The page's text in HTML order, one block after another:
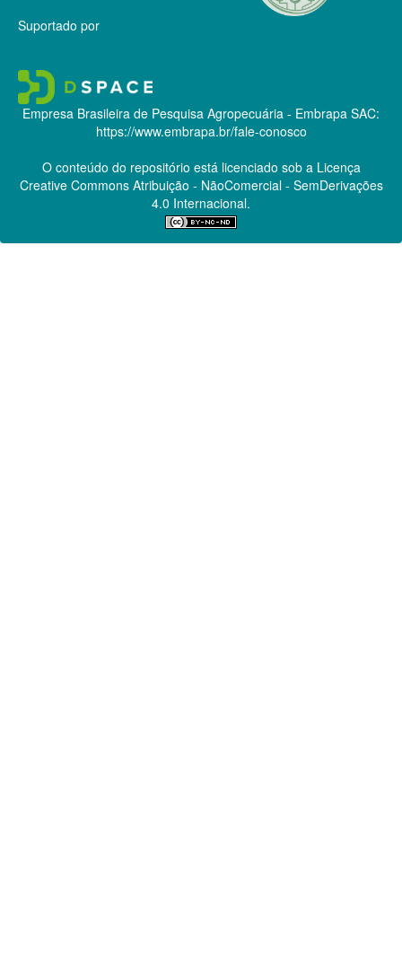
Suportado por
Empresa Brasileira de Pesquisa Agropecuária - Embrapa SAC:
https://www.embrapa.br/fale-conosco
O conteúdo do repositório está licenciado sob a Licença
Creative CommonsAtribuição - NãoComercial - SemDerivações
4.0 Internacional.